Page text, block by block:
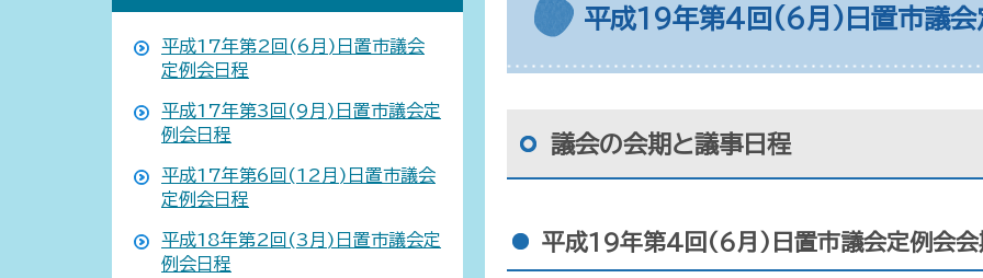
平成17年第2回(6月)日置市議会
定例会日程
平成17年第3回(9月)日置市議会定
例会日程
平成17年第6回(12月)日置市議会
定例会日程
平成18年第2回(3月)日置市議会定
例会日程
平成19年第4回(6月)日置市議会
議会の会期と議事日程
平成19年第4回(6月)日置市議会定例会会